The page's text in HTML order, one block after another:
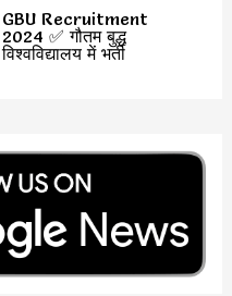
GBU Recruitment
2024 ✅ गौतम बुद्ध
विश्वविद्यालय में भर्ती